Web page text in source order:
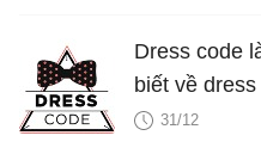
Dress code
biết về
31/12